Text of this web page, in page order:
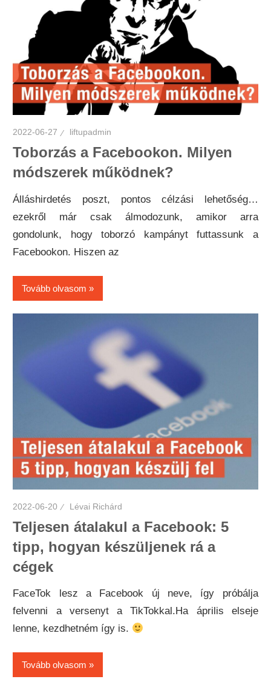
2022-06-27 liftupadmin
Toborzás a Facebookon. Milyen
módszerek működnek?
Álláshirdetés poszt, pontos célzási lehetőség…
ezekről már csak álmodozunk, amikor arra
gondolunk, hogy toborzó kampányt futtassunk a
Facebookon. Hiszen az
Tovább olvasom
2022-06-20 Lévai Richárd
Teljesen átalakul a Facebook: 5
tipp, hogyan készüljenek rá a
cégek
FaceTok lesz a Facebook új neve, így próbálja
felvenni a versenyt a TikTokkal.Ha április elseje
lenne, kezdhetném így is.
Tovább olvasom